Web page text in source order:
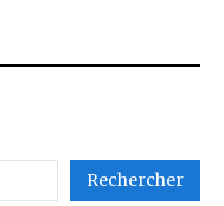
Rechercher